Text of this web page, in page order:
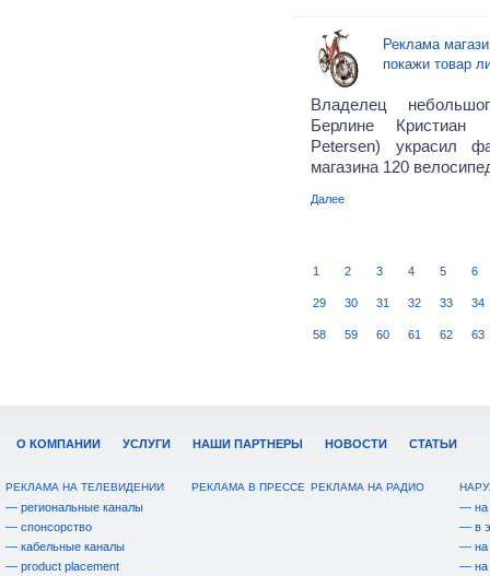
Реклама
покажи товар
Владелец
Берлине Кристиан
Petersen) украсил
магазина 120
Далее
1 2 3 4 5 6
29 30 31 32 33 34
58 59 60 61 62 63
О КОМПАНИИ УСЛУГИ НАШИ ПАРТНЕРЫ НОВОСТИ СТАТЬИ
РЕКЛАМА НА ТЕЛЕВИДЕНИИ
— региональные каналы
— спонсорство
— кабельные каналы
— product placement
РЕКЛАМА В ПРЕССЕ РЕКЛАМА НА РАДИО
— на
— в
— на
— на